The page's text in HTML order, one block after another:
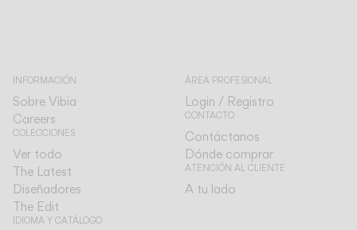
INFORMACIÓN
Sobre Vibia
Careers
COLECCIONES
Ver todo
The Latest
Diseñadores
The Edit
IDIOMA Y CATÁLOGO
ÁREA PROFESIONAL
Login / Registro
CONTACTO
Contáctanos
Dónde comprar
ATENCIÓN AL CLIENTE
A tu lado